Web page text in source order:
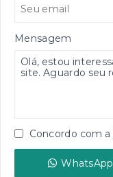
Mensagem
Concordo com a
WhatsApp